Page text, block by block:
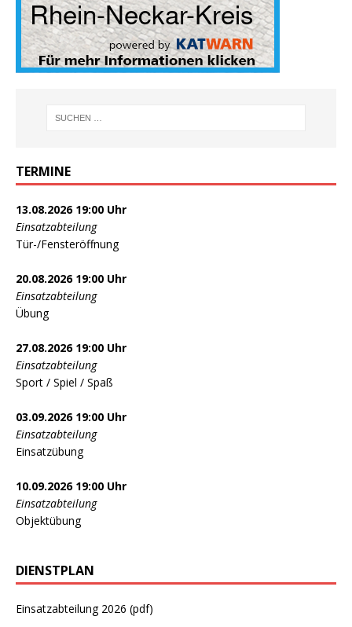
TERMINE
13.08.2026 19:00 Uhr
Einsatzabteilung
Tür-/Fensteröffnung
20.08.2026 19:00 Uhr
Einsatzabteilung
Übung
27.08.2026 19:00 Uhr
Einsatzabteilung
Sport / Spiel / Spaß
03.09.2026 19:00 Uhr
Einsatzabteilung
Einsatzübung
10.09.2026 19:00 Uhr
Einsatzabteilung
Objektübung
DIENSTPLAN
Einsatzabteilung 2026 (pdf)